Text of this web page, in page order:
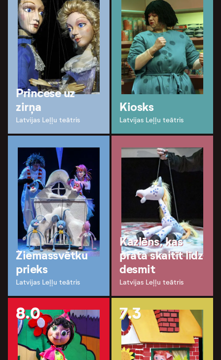
Princese uz
zirņa
Latvijas Leļļu teātris
Kiosks
Latvijas Leļļu teātris
Ziemassvētku
prieks
Latvijas Leļļu teātris
Kazlēns, kas
prata skaitīt līdz
desmit
Latvijas Leļļu teātris
8.0 7.3